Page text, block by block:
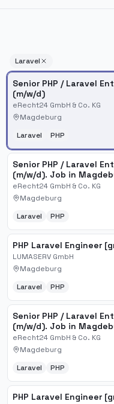
Laravel
Senior PHP / Laravel
(m/w/d)
eRecht24 GmbH & Co. KG
Magdeburg
Laravel PHP
Senior PHP / Laravel
(m/w/d). Job in
Collective Jobs
eRecht24 GmbH & Co. KG
Magdeburg
Laravel PHP
PHP Laravel Engineer
LUMASERV GmbH
Magdeburg
Laravel PHP
Senior PHP / Laravel
(m/w/d). Job in
Careers
eRecht24 GmbH & Co. KG
Magdeburg
Laravel PHP
PHP Laravel Engineer